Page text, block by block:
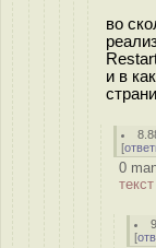
во
и в
[
0
[